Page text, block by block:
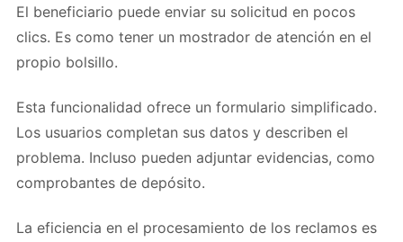
El beneficiario puede enviar su solicitud en pocos
clics. Es como tener un mostrador de atención en el
propio bolsillo.
Esta funcionalidad ofrece un formulario simplificado.
Los usuarios completan sus datos y describen el
problema. Incluso pueden adjuntar evidencias, como
comprobantes de depósito.
La eficiencia en el procesamiento de los reclamos es